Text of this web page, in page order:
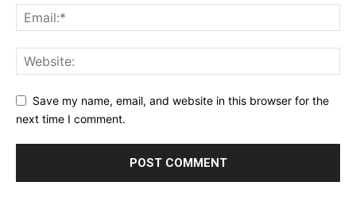
Save my name, email, and website in this browser for the
next time I comment.